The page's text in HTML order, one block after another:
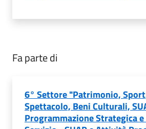
Fa parte di
6° Settore "Patrimonio,
Spettacolo, Beni Culturali,
Programmazione Strategica e